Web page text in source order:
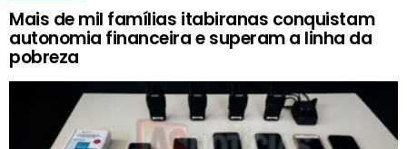
Mais de mil famílias itabiranas conquistam
autonomia financeira e superam a linha da
pobreza